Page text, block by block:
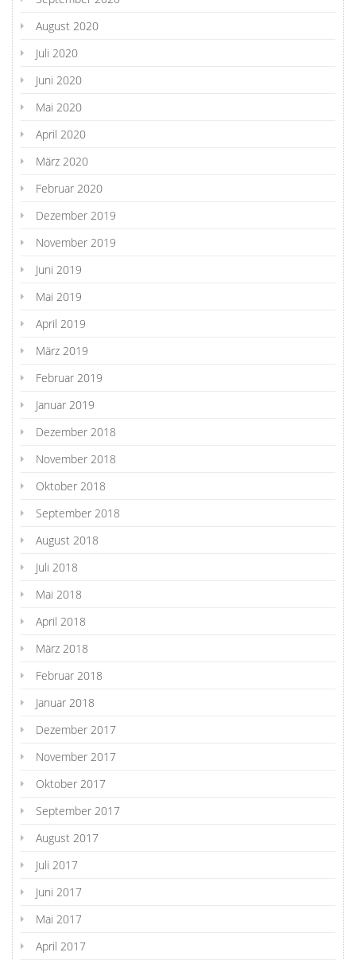
August 2020
Juli 2020
Juni 2020
Mai 2020
April 2020
März 2020
Februar 2020
Dezember 2019
November 2019
Juni 2019
Mai 2019
April 2019
März 2019
Februar 2019
Januar 2019
Dezember 2018
November 2018
Oktober 2018
September 2018
August 2018
Juli 2018
Mai 2018
April 2018
März 2018
Februar 2018
Januar 2018
Dezember 2017
November 2017
Oktober 2017
September 2017
August 2017
Juli 2017
Juni 2017
Mai 2017
April 2017